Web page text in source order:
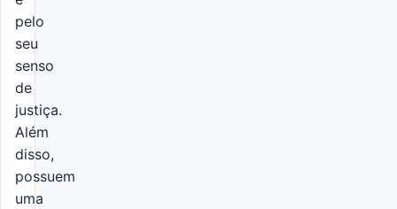
pelo
seu
senso
de
justiça.
Além
disso,
possuem
uma